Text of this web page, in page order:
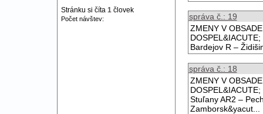
Stránku si číta 1človek
Počet návštev:
správa č.: 19
ZMENY V
Bardejov R –
správa č.: 18
ZMENY V
Stuľany AR2 –
Zamborsk&yacut...